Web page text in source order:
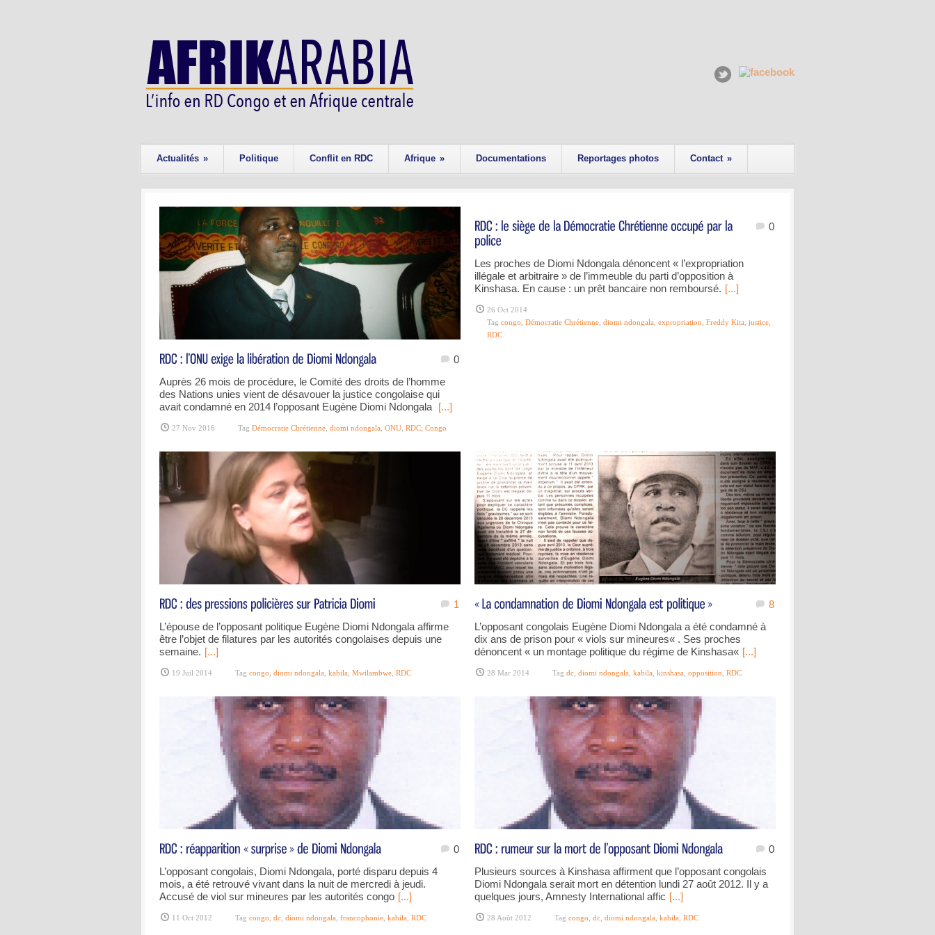
Actualités » Politique Conflit en RDC Afrique » Documentations Reportages photos Contact »
0
Auprès 26 mois de procédure, le Comité des droits de l’homme
des Nations unies vient de désavouer la justice congolaise qui
avait condamné en 2014 l’opposant Eugène Diomi Ndongala [...]
27 Nov 2016 Tag Démocratie Chrétienne diomi ndongala ONU RDC; Congo
0
Les proches de Diomi Ndongala dénoncent « l’expropriation
illégale et arbitraire » de l’immeuble du parti d’opposition à
Kinshasa. En cause : un prêt bancaire non remboursé. [...]
26 Oct 2014
Tag congo Démocratie Chrétienne diomi ndongala expropriation Freddy Kita justice
RDC
1
L’épouse de l’opposant politique Eugène Diomi Ndongala affirme
être l’objet de filatures par les autorités congolaises depuis une
semaine. [...]
19 Juil 2014 Tag congo diomi ndongala kabila Mwilambwe RDC
8
L’opposant congolais Eugène Diomi Ndongala a été condamné à
dix ans de prison pour « viols sur mineures« . Ses proches
dénoncent « un montage politique du régime de Kinshasa« [...]
28 Mar 2014 Tag dc diomi ndongala kabila kinshasa opposition RDC
0
L’opposant congolais, Diomi Ndongala, porté disparu depuis 4
mois, a été retrouvé vivant dans la nuit de mercredi à jeudi.
Accusé de viol sur mineures par les autorités congo [...]
11 Oct 2012 Tag congo dc diomi ndongala francophonie kabila RDC
0
Plusieurs sources à Kinshasa affirment que l’opposant congolais
Diomi Ndongala serait mort en détention lundi 27 août 2012. Il y a
quelques jours, Amnesty International affic [...]
28 Août 2012 Tag congo dc diomi ndongala kabila RDC